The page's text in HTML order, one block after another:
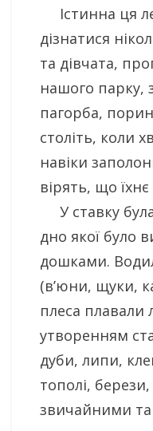
Істинна ця
дізнатися
та дівчата,
нашого парку,
пагорба,
століть, коли
навіки
вірять, що
У ставку
дно якої було
дошками.
(в’юни, щуки,
плеса плавали
утворенням
дуби, липи,
тополі,
звичайними